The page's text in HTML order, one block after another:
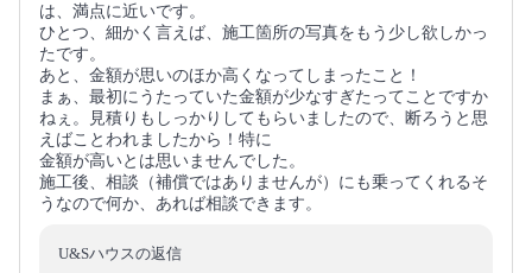
は、満点に近いです。
ひとつ、細かく言えば、施工箇所の写真をもう少し欲しかっ
たです。
あと、金額が思いのほか高くなってしまったこと！
まぁ、最初にうたっていた金額が少なすぎたってことですか
ねぇ。見積りもしっかりしてもらいましたので、断ろうと思
えばことわれましたから！特に
金額が高いとは思いませんでした。
施工後、相談（補償ではありませんが）にも乗ってくれるそ
うなので何か、あれば相談できます。
U&Sハウスの返信